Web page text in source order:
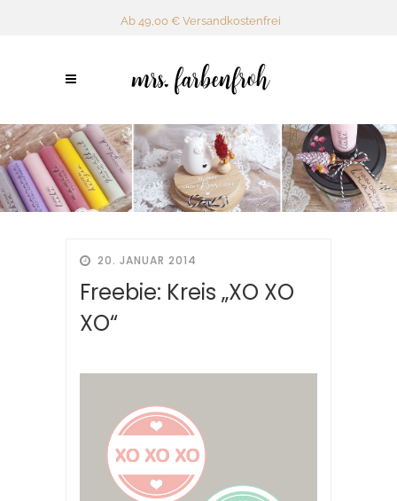
Ab 49,00 € Versandkostenfrei
20. JANUAR 2014
Freebie: Kreis „XO XO
XO“